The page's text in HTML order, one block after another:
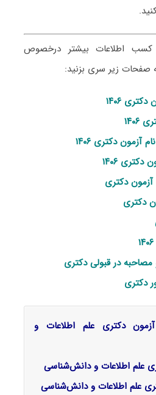
کسب اطلاعات بیشتر درخصوص
صفحات زیر سری بزنید:
۱۴۰۶
آزمون دکتری ۱۴۰۶
۱۴۰۶
دکتری
دکتری
مصاحبه در قبولی دکتری
دکتری
دکتری علم اطلاعات و
علم اطلاعات و دانش‌شناسی
علم اطلاعات و دانش‌شناسی